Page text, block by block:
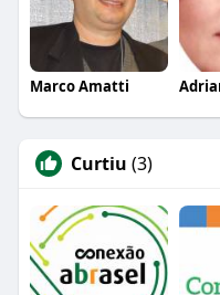
Marco Amatti
Curtiu (3)